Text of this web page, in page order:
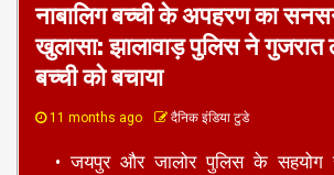
नाबालिग बच्ची के अपहरण का
खुलासा: झालावाड़ पुलिस ने गुजरात
बच्ची को बचाया
11 months ago दैनिक इंडिया टुडे
• जयपुर और जालोर पुलिस के